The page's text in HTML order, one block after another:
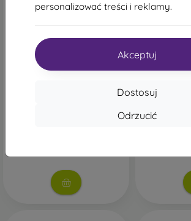
personalizować treści i reklamy.
Akceptuj
Dostosuj
Odrzucić
Czarny adapter Type-C na
Redukcja